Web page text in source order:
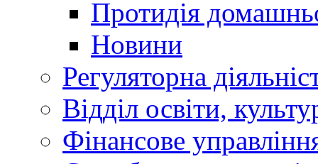
Протидія
Новини
Регуляторна
Відділ освіти,
Фінансове